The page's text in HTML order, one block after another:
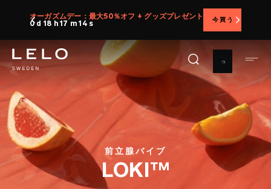
ン
コ
ン
ン
ツ
に
オーガズムデー：最大50％オフ + グッズプレゼント
0 d 18 h 17 m 12 s
今買う
前立腺バイブ
LOKI™